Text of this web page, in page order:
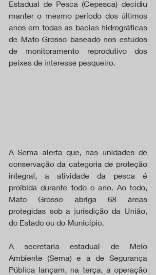
Estadual de Pesca (Cepesca) decidiu
manter o mesmo período dos últimos
anos em todas as bacias hidrográficas
de Mato Grosso baseado nos estudos
de monitoramento reprodutivo dos
peixes de interesse pesqueiro.
A Sema alerta que, nas unidades de
conservação da categoria de proteção
integral, a atividade da pesca é
proibida durante todo o ano. Ao todo,
Mato Grosso abriga 68 áreas
protegidas sob a jurisdição da União,
do Estado ou do Município.
A secretaria estadual de Meio
Ambiente (Sema) e a de Segurança
Pública lançam, na terça, a operação